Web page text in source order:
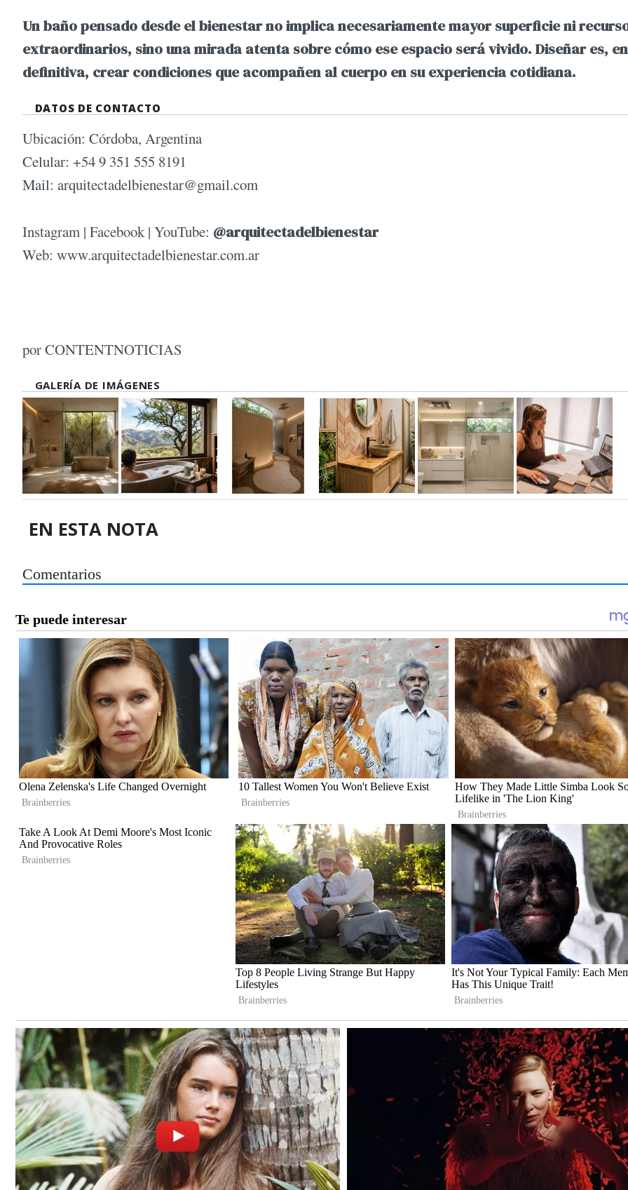
Un baño pensado desde el bienestar no implica necesariamente mayor superficie ni
extraordinarios, sino una mirada atenta sobre cómo ese espacio será vivido. Diseñar es, en
definitiva, crear condiciones que acompañen al cuerpo en su experiencia cotidiana.
DATOS DE CONTACTO
Ubicación: Córdoba, Argentina
Celular: +54 9 351 555 8191
Mail: arquitectadelbienestar@gmail.com
Instagram | Facebook | YouTube: @arquitectadelbienestar
Web: www.arquitectadelbienestar.com.ar
por CONTENTNOTICIAS
GALERÍA DE IMÁGENES
EN ESTA NOTA
Comentarios